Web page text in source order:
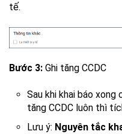
tế.
Bước 3: Ghi tăng CCDC
Sau khi khai báo xong
tăng CCDC luôn thì
Lưu ý: Nguyên tắc